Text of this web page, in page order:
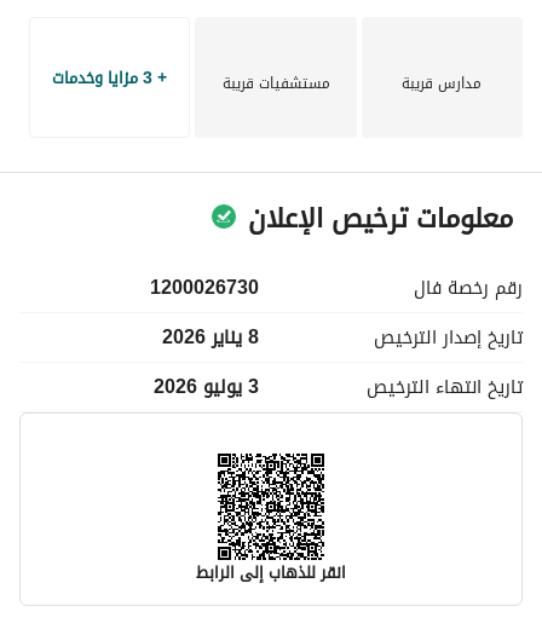
مدارس قريبة مستشفيات قريبة + 3 مزايا وخدمات
معلومات ترخيص الإعلان
رقم رخصة فال
1200026730
تاريخ إصدار الترخيص
8 يناير 2026
تاريخ انتهاء الترخيص 3 يوليو 2026
انقر للذهاب إلى الرابط